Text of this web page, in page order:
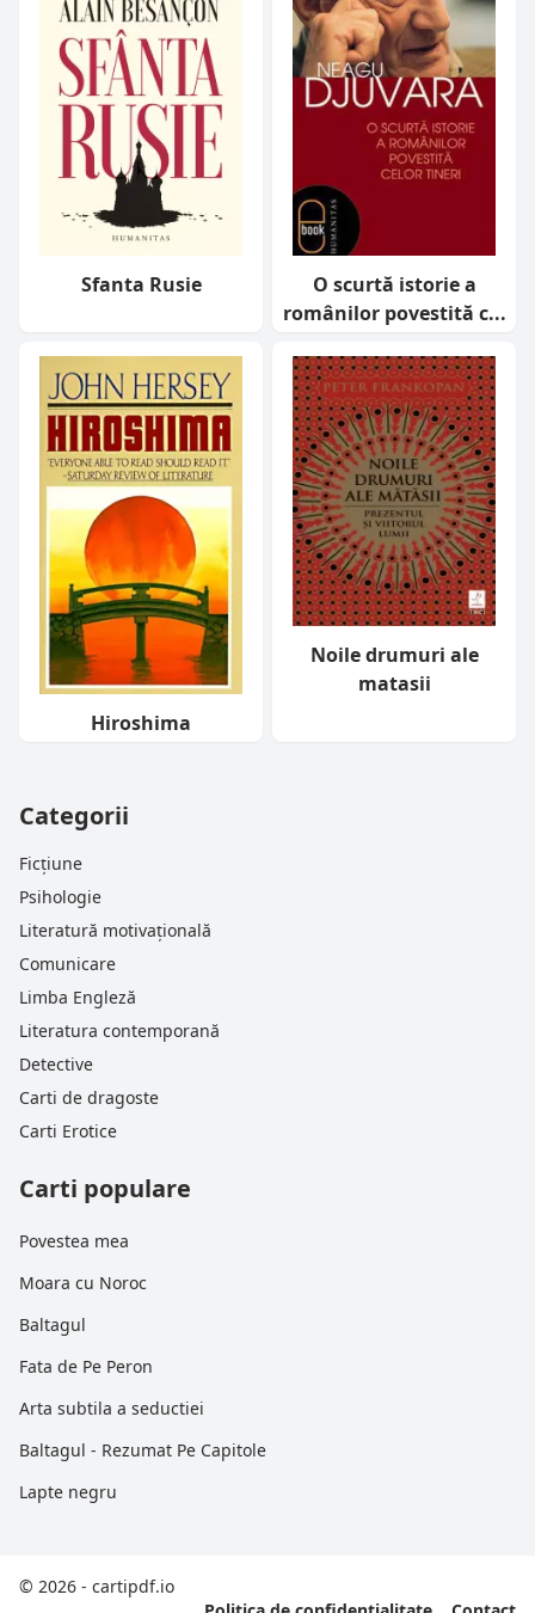
Sfanta Rusie
O scurtă istorie a
românilor povestită c...
Hiroshima
Noile drumuri ale
matasii
Categorii
Ficțiune
Psihologie
Literatură motivațională
Comunicare
Limba Engleză
Literatura contemporană
Detective
Carti de dragoste
Carti Erotice
Carti populare
Povestea mea
Moara cu Noroc
Baltagul
Fata de Pe Peron
Arta subtila a seductiei
Baltagul - Rezumat Pe Capitole
Lapte negru
© 2026 - cartipdf.io